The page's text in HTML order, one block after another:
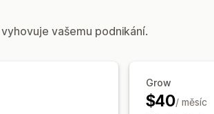
vašemu podnikání.
Grow
$40/ měsíc